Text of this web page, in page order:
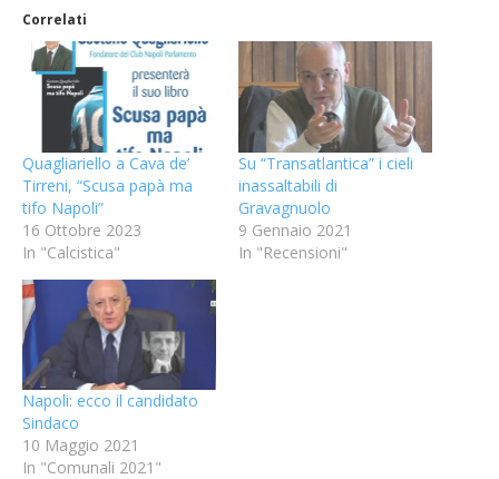
Correlati
Quagliariello a Cava de’
Tirreni, “Scusa papà ma
tifo Napoli”
16 Ottobre 2023
In "Calcistica"
Su “Transatlantica” i cieli
inassaltabili di
Gravagnuolo
9 Gennaio 2021
In "Recensioni"
Napoli: ecco il candidato
Sindaco
10 Maggio 2021
In "Comunali 2021"